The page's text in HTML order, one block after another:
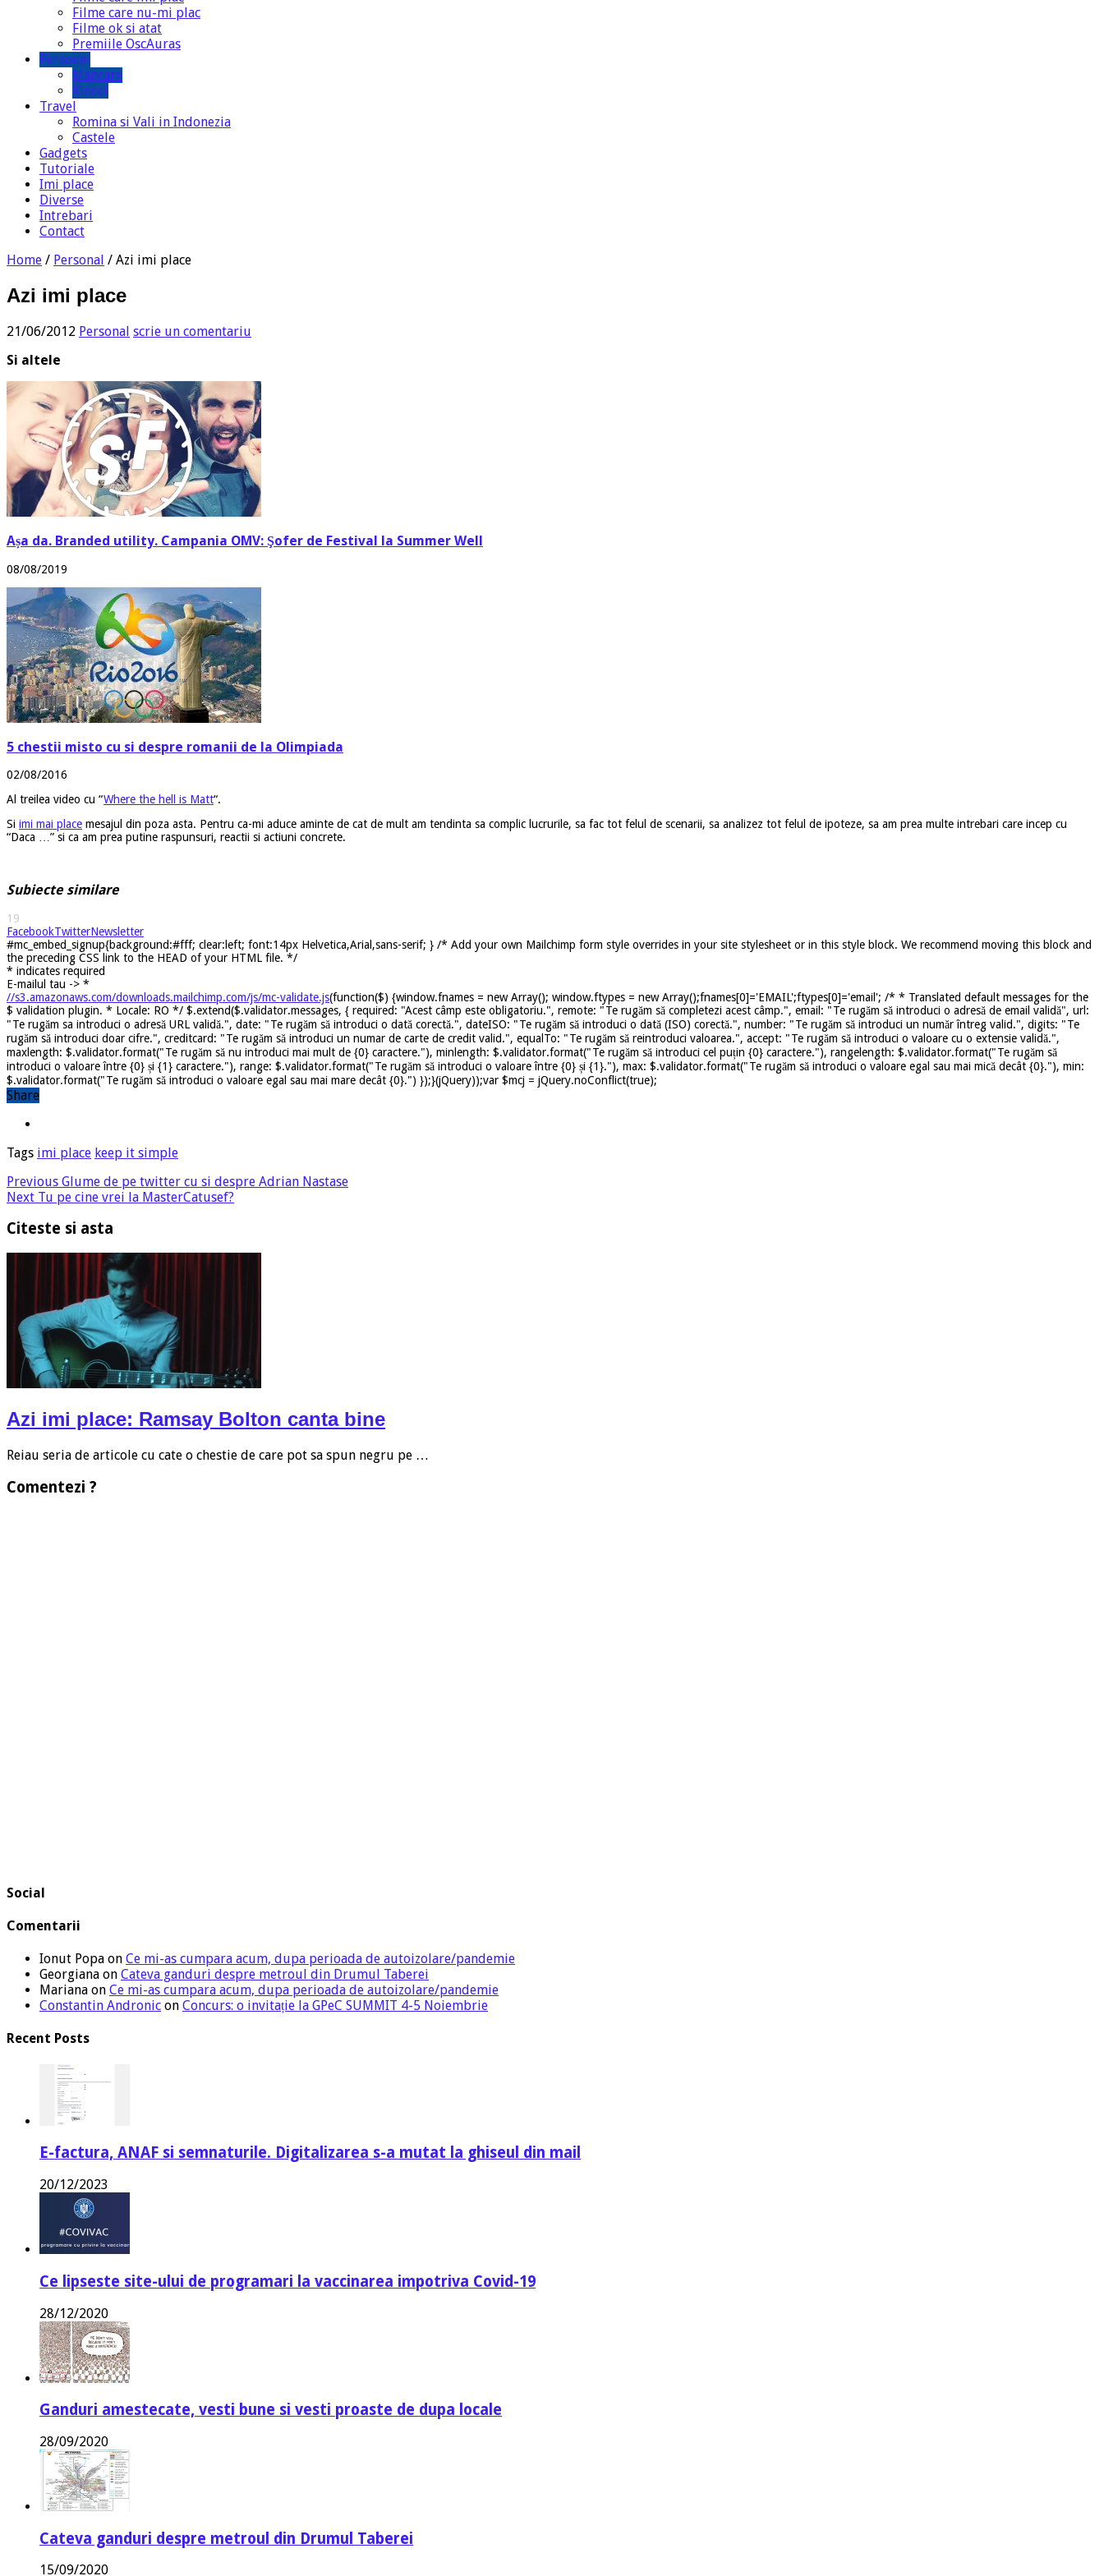
Filme care nu-mi plac
Filme ok si atat
Premiile OscAuras
Personal
Mancare
Kinect
Travel
Romina si Vali in Indonezia
Castele
Gadgets
Tutoriale
Imi place
Diverse
Intrebari
Contact
Home / Personal / Azi imi place
Azi imi place
21/06/2012 Personal scrie un comentariu
Si altele
Așa da. Branded utility. Campania OMV: Şofer de Festival la Summer Well
08/08/2019
5 chestii misto cu si despre romanii de la Olimpiada
02/08/2016
Al treilea video cu “Where the hell is Matt“.
Si imi mai place mesajul din poza asta. Pentru ca-mi aduce aminte de cat de mult am tendinta sa complic lucrurile, sa fac tot felul de scenarii, sa analizez tot felul de ipoteze, sa am prea multe intrebari care incep cu
“Daca …” si ca am prea putine raspunsuri, reactii si actiuni concrete.
Subiecte similare
19
FacebookTwitterNewsletter
#mc_embed_signup{background:#fff; clear:left; font:14px Helvetica,Arial,sans-serif; } /* Add your own Mailchimp form style overrides in your site stylesheet or in this style block. We recommend moving this block and
the preceding CSS link to the HEAD of your HTML file. */
* indicates required
E-mailul tau -> *
//s3.amazonaws.com/downloads.mailchimp.com/js/mc-validate.js(function($) {window.fnames = new Array(); window.ftypes = new Array();fnames[0]='EMAIL';ftypes[0]='email'; /* * Translated default messages for the
$ validation plugin. * Locale: RO */ $.extend($.validator.messages, { required: "Acest câmp este obligatoriu.", remote: "Te rugăm să completezi acest câmp.", email: "Te rugăm să introduci o adresă de email validă", url:
"Te rugăm sa introduci o adresă URL validă.", date: "Te rugăm să introduci o dată corectă.", dateISO: "Te rugăm să introduci o dată (ISO) corectă.", number: "Te rugăm să introduci un număr întreg valid.", digits: "Te
rugăm să introduci doar cifre.", creditcard: "Te rugăm să introduci un numar de carte de credit valid.", equalTo: "Te rugăm să reintroduci valoarea.", accept: "Te rugăm să introduci o valoare cu o extensie validă.",
maxlength: $.validator.format("Te rugăm să nu introduci mai mult de {0} caractere."), minlength: $.validator.format("Te rugăm să introduci cel puțin {0} caractere."), rangelength: $.validator.format("Te rugăm să
introduci o valoare între {0} și {1} caractere."), range: $.validator.format("Te rugăm să introduci o valoare între {0} și {1}."), max: $.validator.format("Te rugăm să introduci o valoare egal sau mai mică decât {0}."), min:
$.validator.format("Te rugăm să introduci o valoare egal sau mai mare decât {0}.") });}(jQuery));var $mcj = jQuery.noConflict(true);
Share
Tags imi place keep it simple
Previous Glume de pe twitter cu si despre Adrian Nastase
Next Tu pe cine vrei la MasterCatusef?
Citeste si asta
Azi imi place: Ramsay Bolton canta bine
Reiau seria de articole cu cate o chestie de care pot sa spun negru pe …
Comentezi ?
Social
Comentarii
Ionut Popa on Ce mi-as cumpara acum, dupa perioada de autoizolare/pandemie
Georgiana on Cateva ganduri despre metroul din Drumul Taberei
Mariana on Ce mi-as cumpara acum, dupa perioada de autoizolare/pandemie
Constantin Andronic on Concurs: o invitație la GPeC SUMMIT 4-5 Noiembrie
Recent Posts
E-factura, ANAF si semnaturile. Digitalizarea s-a mutat la ghiseul din mail
20/12/2023
Ce lipseste site-ului de programari la vaccinarea impotriva Covid-19
28/12/2020
Ganduri amestecate, vesti bune si vesti proaste de dupa locale
28/09/2020
Cateva ganduri despre metroul din Drumul Taberei
15/09/2020